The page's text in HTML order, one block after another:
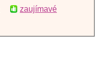
zaujímavé